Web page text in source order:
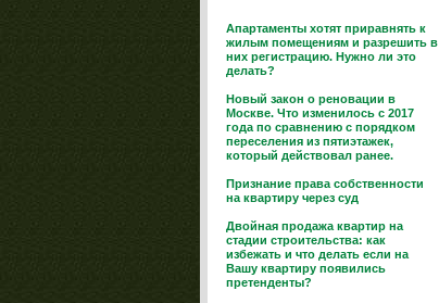
Апартаменты хотят приравнять к
жилым помещениям и разрешить в
них регистрацию. Нужно ли это
делать?
Новый закон о реновации в
Москве. Что изменилось с 2017
года по сравнению с порядком
переселения из пятиэтажек,
который действовал ранее.
Признание права собственности
на квартиру через суд
Двойная продажа квартир на
стадии строительства: как
избежать и что делать если на
Вашу квартиру появились
претенденты?